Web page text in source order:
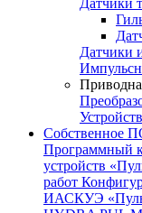
Датчики
Датчики
Собственное
Программный
устройств
работ
ИАСКУЭ